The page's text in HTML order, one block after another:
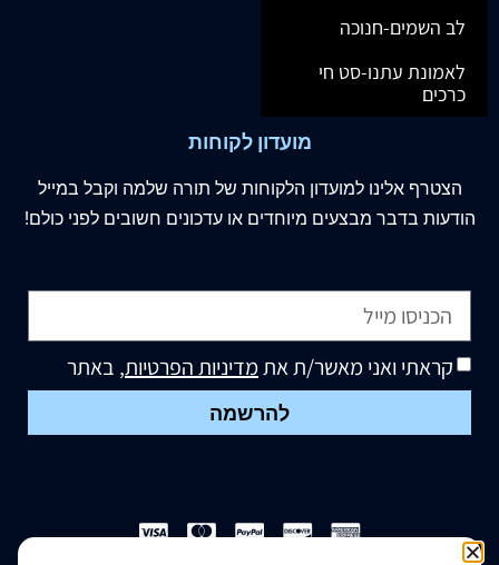
לב השמים-חנוכה
לאמונת עתנו-סט חי
כרכים
מועדון לקוחות
הצטרף אלינו למועדון הלקוחות של תורה שלמה וקבל במייל
הודעות בדבר מבצעים מיוחדים או עדכונים חשובים לפני כולם!
קראתי ואני מאשר/ת אתמדיניות הפרטיות, באתר
להרשמה